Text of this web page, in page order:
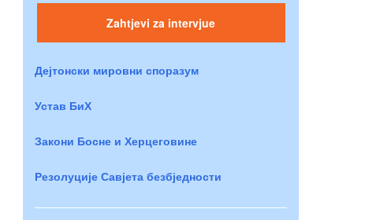
Zahtjevi za intervjue
Дејтонски мировни споразум
Устав БиХ
Закони Босне и Херцеговине
Резолуције Савјета безбједности